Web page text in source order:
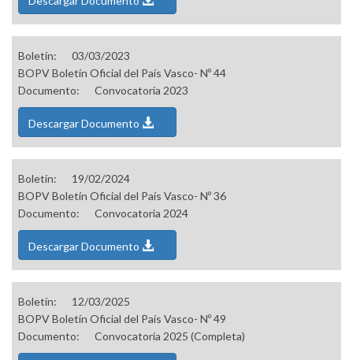
Boletín:
03/03/2023
BOPV Boletín Oficial del País Vasco- Nº 44
Documento:
Convocatoria 2023
Descargar Documento
Boletín:
19/02/2024
BOPV Boletín Oficial del País Vasco- Nº 36
Documento:
Convocatoria 2024
Descargar Documento
Boletín:
12/03/2025
BOPV Boletín Oficial del País Vasco- Nº 49
Documento:
Convocatoria 2025 (Completa)